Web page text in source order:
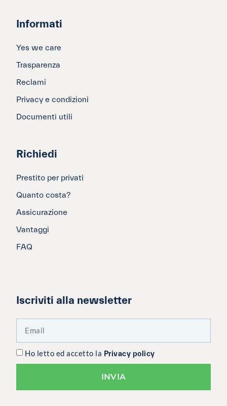
Informati
Yes we care
Trasparenza
Reclami
Privacy e condizioni
Documenti utili
Richiedi
Prestito per privati
Quanto costa?
Assicurazione
Vantaggi
FAQ
Iscriviti alla newsletter
Ho letto ed accetto la Privacy policy
INVIA